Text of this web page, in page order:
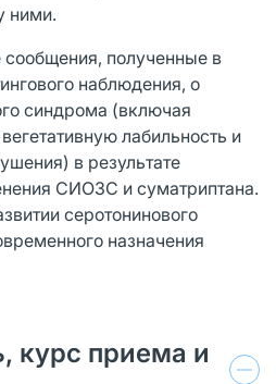
ними.
полученные в
наблюдения, о
синдрома (включая
лабильность и
в результате
СИОЗС и суматриптана.
серотонинового
назначения
курс приема и